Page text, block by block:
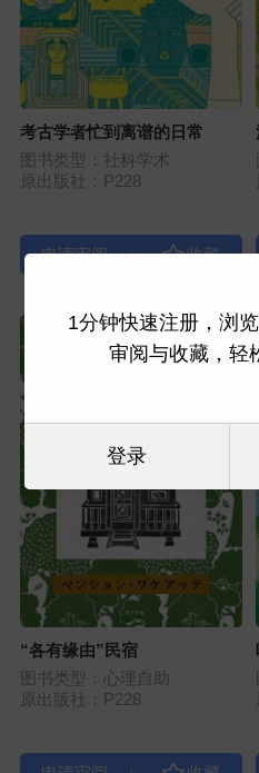
考古学者忙到离谱的日常
图书类型：社科学术
原出版社：P228
|
“各有缘由”民宿
图书类型：心理自助
原出版社：P228
1分钟快速注册，浏
审阅与收藏，轻
登录